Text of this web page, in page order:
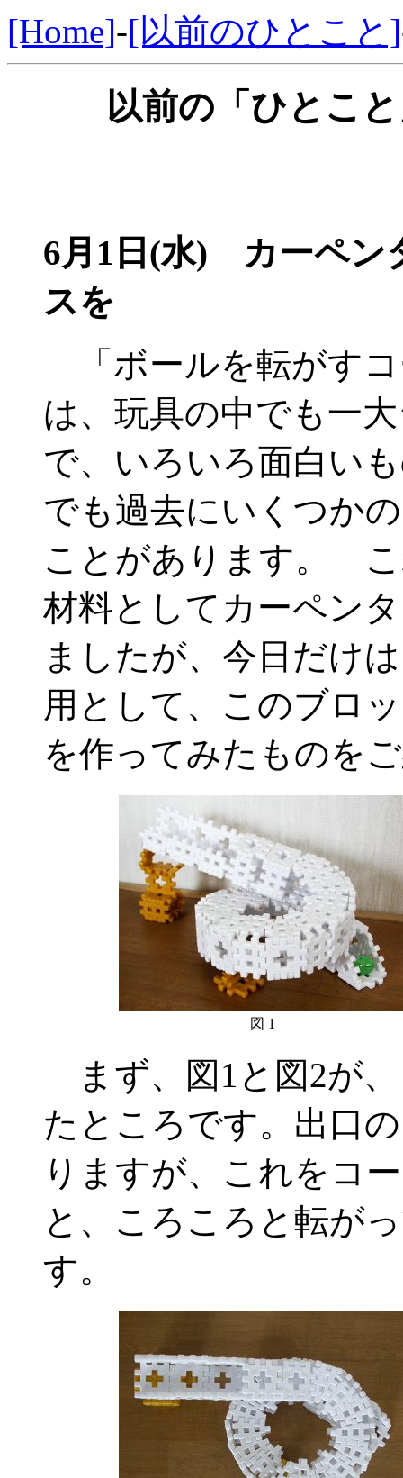
[Home]-[以前のひとこと]
以前の「ひとこ
6月1日(水) カーペン
スを
「ボールを転がす
は、玩具の中でも一
で、いろいろ面白い
でも過去にいくつか
ことがあります。 こ
材料としてカーペン
ましたが、今日だけ
用として、このブロ
を作ってみたものを
図 1
まず、図1と図2が
たところです。出口
りますが、これをコ
と、ころころと転が
す。